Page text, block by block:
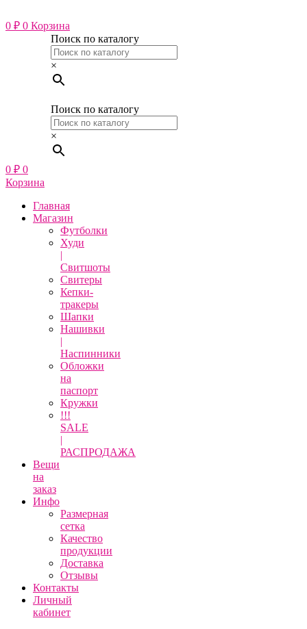
к
содержимому
0 ₽ 0 Корзина
Поиск по каталогу
×
Поиск по каталогу
×
0 ₽ 0
Корзина
Главная
Магазин
Футболки
Худи
|
Свитшоты
Свитеры
Кепки-
тракеры
Шапки
Нашивки
|
Наспинники
Обложки
на
паспорт
Кружки
!!!
SALE
|
РАСПРОДАЖА
Вещи
на
заказ
Инфо
Размерная
сетка
Качество
продукции
Доставка
Отзывы
Контакты
Личный
кабинет